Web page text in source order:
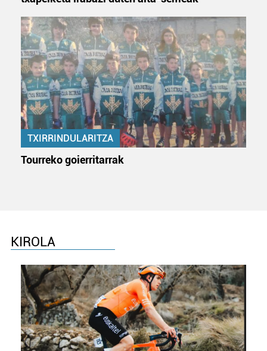
TXIRRINDULARITZA
Tourreko goierritarrak
KIROLA